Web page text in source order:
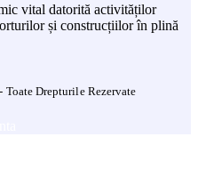
vital datorită activităților
și construcțiilor în plină
Toate Drepturile Rezervate